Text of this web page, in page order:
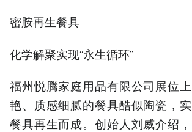
密胺再生餐具
化学解聚实现“永生循环”
福州悦腾家庭用品有限公司展位
艳、质感细腻的餐具酷似陶瓷，
餐具再生而成。创始人刘威介绍